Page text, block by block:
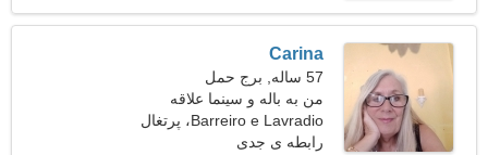
قدم می زند
Carina
57 ساله, برج حمل
من به باله و سینما علاقه
دارم
Barreiro e Lavradio، پرتغال
رابطه ی جدی